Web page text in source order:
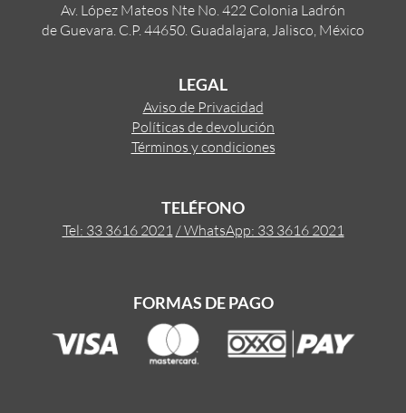
Av. López Mateos Nte No. 422 Colonia Ladrón
de Guevara. C.P. 44650. Guadalajara, Jalisco, México
LEGAL
Aviso de Privacidad
Políticas de devolución
Términos y condiciones
TELÉFONO
Tel: 33 3616 2021 / WhatsApp: 33 3616 2021
FORMAS DE PAGO